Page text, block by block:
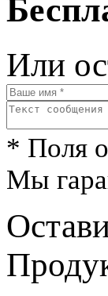
Или
* Поля
Мы